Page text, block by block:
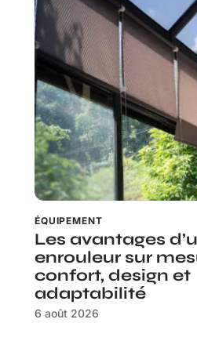
ÉQUIPEMENT
Les avantages
enrouleur sur
confort, design et
adaptabilité
6 août 2026